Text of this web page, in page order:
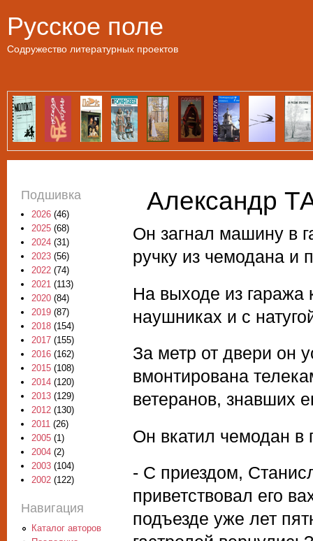
Русское поле
Содружество литературных проектов
Александр
Он загнал машину в
ручку из чемодана и
На выходе из гаража
наушниках и с
За метр от двери он
вмонтирована
ветеранов, знавших
Он вкатил чемодан в
- С приездом,
приветствовал его
подъезде уже лет
Подшивка
2026 (46)
2025 (68)
2024 (31)
2023 (56)
2022 (74)
2021 (113)
2020 (84)
2019 (87)
2018 (154)
2017 (155)
2016 (162)
2015 (108)
2014 (120)
2013 (129)
2012 (130)
2011 (26)
2005 (1)
2004 (2)
2003 (104)
2002 (122)
Навигация
Каталог авторов